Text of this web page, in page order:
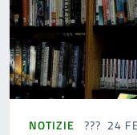
NOTIZIE 24